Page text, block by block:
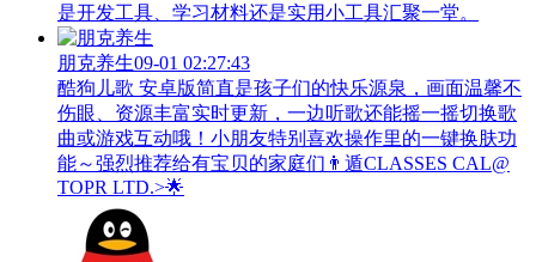
是开发工具、学习材料还是实用小工具汇聚一堂。
朋克养生09-01 02:27:43
酷狗儿歌 安卓版简直是孩子们的快乐源泉，画面温馨不
伤眼、资源丰富实时更新，一边听歌还能摇一摇切换歌
曲或游戏互动哦！小朋友特别喜欢操作里的一键换肤功
能～强烈推荐给有宝贝的家庭们👨‍遁️CLASSES CAL@
TOPR LTD.>🌟